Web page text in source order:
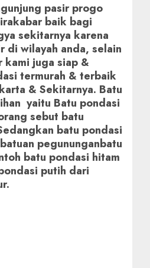
pasir progo
baik bagi
sekitarnya karena
di wilayah anda, selain
kami juga siap &
termurah & terbaik
& Sekitarnya. Batu
yaitu Batu pondasi
sebut batu
batu pondasi
pegununganbatu
batu pondasi hitam
putih dari